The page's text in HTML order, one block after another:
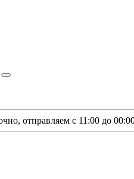
отправляем с 11:00 до